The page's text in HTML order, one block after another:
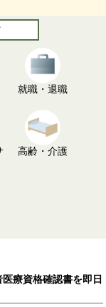
就職・退職
高齢・介護
療資格確認書を即日